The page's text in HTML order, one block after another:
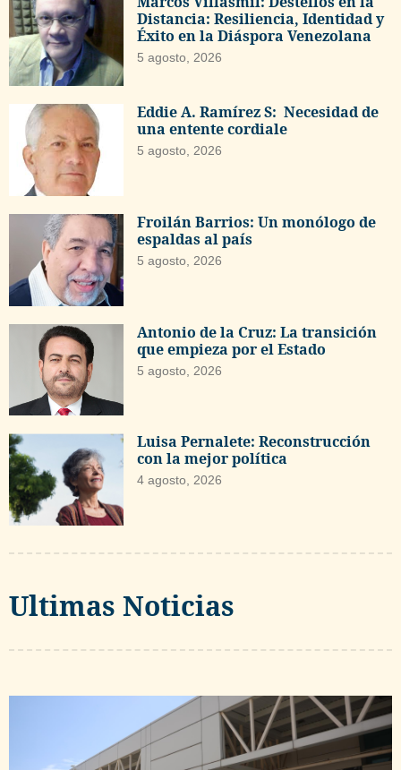
Distancia: Resiliencia, Identidad y
Éxito en la Diáspora Venezolana
5 agosto, 2026
Eddie A. Ramírez S: Necesidad de
una entente cordiale
5 agosto, 2026
Froilán Barrios: Un monólogo de
espaldas al país
5 agosto, 2026
Antonio de la Cruz: La transición
que empieza por el Estado
5 agosto, 2026
Luisa Pernalete: Reconstrucción
con la mejor política
4 agosto, 2026
Ultimas Noticias